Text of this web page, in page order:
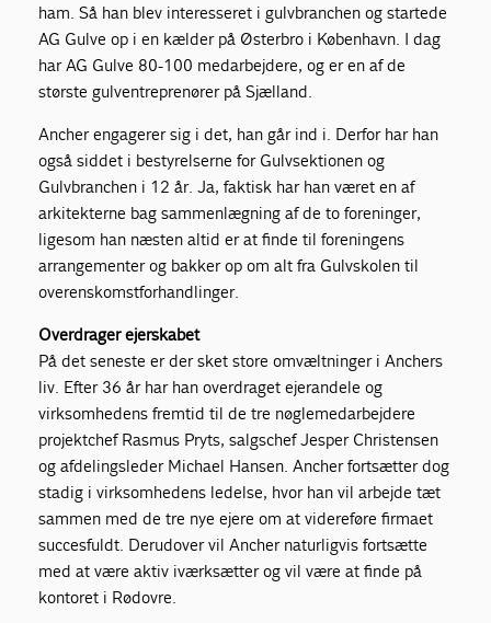
ham. Så han blev interesseret i gulvbranchen og startede
AG Gulve op i en kælder på Østerbro i København. I dag
har AG Gulve 80-100 medarbejdere, og er en af de
største gulventreprenører på Sjælland.
Ancher engagerer sig i det, han går ind i. Derfor har han
også siddet i bestyrelserne for Gulvsektionen og
Gulvbranchen i 12 år. Ja, faktisk har han været en af
arkitekterne bag sammenlægning af de to foreninger,
ligesom han næsten altid er at finde til foreningens
arrangementer og bakker op om alt fra Gulvskolen til
overenskomstforhandlinger.
Overdrager ejerskabet
På det seneste er der sket store omvæltninger i Anchers
liv. Efter 36 år har han overdraget ejerandele og
virksomhedens fremtid til de tre nøglemedarbejdere
projektchef Rasmus Pryts, salgschef Jesper Christensen
og afdelingsleder Michael Hansen. Ancher fortsætter dog
stadig i virksomhedens ledelse, hvor han vil arbejde tæt
sammen med de tre nye ejere om at videreføre firmaet
succesfuldt. Derudover vil Ancher naturligvis fortsætte
med at være aktiv iværksætter og vil være at finde på
kontoret i Rødovre.